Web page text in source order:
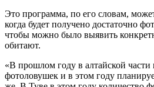
Это программа, по его словам, может
когда будет получено достаточно
чтобы можно было выявить
обитают.
«В прошлом году в алтайской части
фотоловушек и в этом году